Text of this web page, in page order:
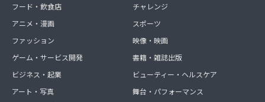
フード・飲食店
アニメ・漫画
ファッション
ゲーム・サービス開発
ビジネス・起業
アート・写真
チャレンジ
スポーツ
映像・映画
書籍・雑誌出版
ビューティー・ヘルスケア
舞台・パフォーマンス